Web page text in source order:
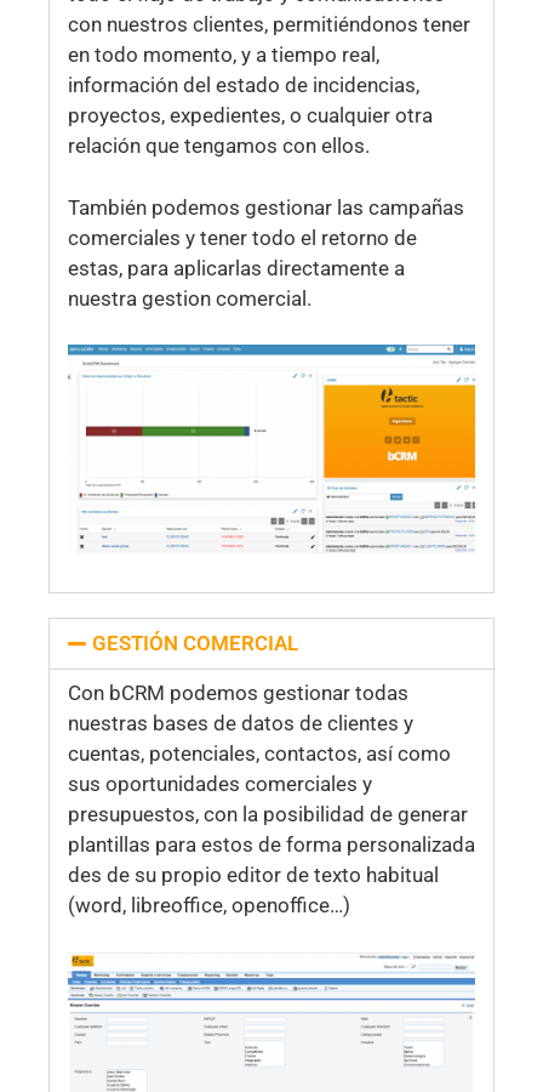
con nuestros clientes, permitiéndonos tener
en todo momento, y a tiempo real,
información del estado de incidencias,
proyectos, expedientes, o cualquier otra
relación que tengamos con ellos.
También podemos gestionar las campañas
comerciales y tener todo el retorno de
estas, para aplicarlas directamente a
nuestra gestion comercial.
GESTIÓN COMERCIAL
Con bCRM podemos gestionar todas
nuestras bases de datos de clientes y
cuentas, potenciales, contactos, así como
sus oportunidades comerciales y
presupuestos, con la posibilidad de generar
plantillas para estos de forma personalizada
des de su propio editor de texto habitual
(word, libreoffice, openoffice…)